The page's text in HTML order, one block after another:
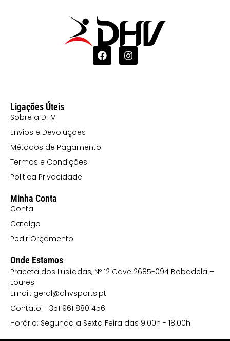
Ligações Úteis
Sobre a DHV
Envios e Devoluções
Métodos de Pagamento
Termos e Condições
Politica Privacidade
Minha Conta
Conta
Catalgo
Pedir Orçamento
Onde Estamos
Praceta dos Lusíadas, Nº 12 Cave 2685-094 Bobadela –
Loures
Email: geral@dhvsports.pt
Contato: +351 961 880 456
Horário: Segunda a Sexta Feira das 9:00h - 18:00h